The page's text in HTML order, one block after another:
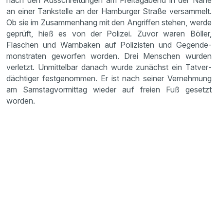
an einer Tankstelle an der Hamburger Straße versam­melt.
Ob sie im Zusam­men­hang mit den Angriffen stehen, werde
geprüft, hieß es von der Polizei. Zuvor waren Böller,
Flaschen und Warnbaken auf Polizisten und Gegen­de­
mons­traten geworfen worden. Drei Menschen wurden
verletzt. Unmit­telbar danach wurde zunächst ein Tatver­
däch­tiger festge­nommen. Er ist nach seiner Verneh­mung
am Samstag­vor­mittag wieder auf freien Fuß gesetzt
worden.